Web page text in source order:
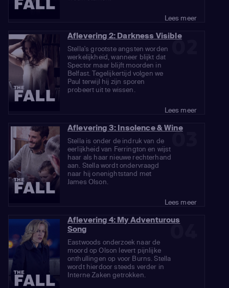
Lees meer
02
Aflevering 2: Darkness Visible
Stella's grootste angsten worden
werkelijkheid, wanneer blijkt dat
Spector maar blijft moorden in
Belfast. Tegelijkertijd volgen we
Paul terwijl hij zijn sporen
probeert uit te wissen.
Lees meer
03
Aflevering 3: Insolence & Wine
Stella is onder de indruk van de
eerlijkheid van Ferrington en wijst
haar als haar nieuwe rechterhand
aan. Stella wordt ondervraagd
naar hij onenightstand met
James Olson.
Lees meer
04
Aflevering 4: My Adventurous
Song
Eastwoods onderzoek naar de
moord op Olson levert pijnlijke
onthullingen op voor Burns. Stella
wordt hierdoor steeds verder in
Interne Zaken getrokken.